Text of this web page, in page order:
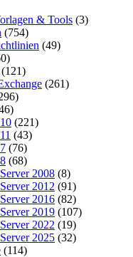
& Tools (3)
(754)
(49)
(121)
(261)
(221)
(43)
(76)
(68)
2008 (8)
2012 (91)
2016 (82)
2019 (107)
2022 (19)
2025 (32)
(114)